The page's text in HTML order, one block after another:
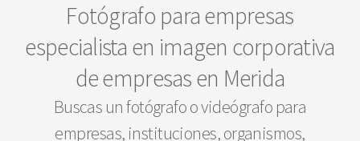
Fotógrafo para empresas
especialista en imagen corporativa
de empresas en Merida
Buscas un fotógrafo o videógrafo para
empresas, instituciones, organismos,